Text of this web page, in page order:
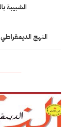
الشبيبة
النهج